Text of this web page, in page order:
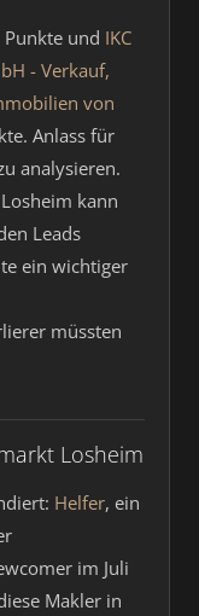
und IKC
- Verkauf,
von
Anlass für
analysieren.
kann
Leads
ein wichtiger
müssten
Losheim
Helfer, ein
im Juli
Makler in